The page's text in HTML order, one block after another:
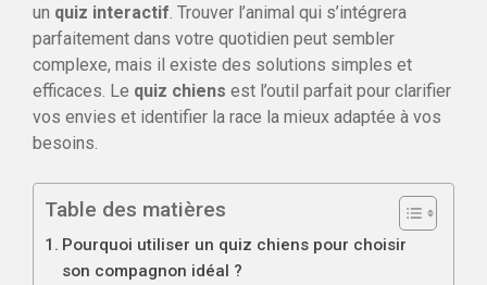
un quiz interactif. Trouver l’animal qui s’intégrera
parfaitement dans votre quotidien peut sembler
complexe, mais il existe des solutions simples et
efficaces. Le quiz chiens est l’outil parfait pour clarifier
vos envies et identifier la race la mieux adaptée à vos
besoins.
Table des matières
Pourquoi utiliser un quiz chiens pour choisir
son compagnon idéal ?